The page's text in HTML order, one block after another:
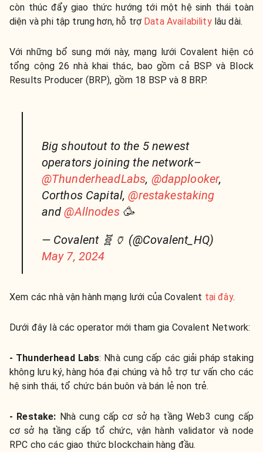
còn thúc đẩy giao thức hướng tới một hệ sinh thái toàn
diện và phi tập trung hơn, hỗ trợ Data Availabilitylâu dài.
Với những bổ sung mới này, mạng lưới Covalent hiện có
tổng cộng 26 nhà khai thác, bao gồm cả BSP và Block
Results Producer (BRP), gồm 18 BSP và 8 BRP.
Big shoutout to the 5 newest
operators joining the network–
@ThunderheadLabs, @dapplooker,
Corthos Capital,@restakestaking
and@Allnodes🥳
— Covalent 🧬🏺 (@Covalent_HQ)
May 7, 2024
Xem các nhà vận hành mạng lưới của Covalent tại đây.
Dưới đây là các operator mới tham gia Covalent Network:
- Thunderhead Labs: Nhà cung cấp các giải pháp staking
không lưu ký, hàng hóa đại chúng và hỗ trợ tư vấn cho các
hệ sinh thái, tổ chức bán buôn và bán lẻ non trẻ.
- Restake: Nhà cung cấp cơ sở hạ tầng Web3 cung cấp
cơ sở hạ tầng cấp tổ chức, vận hành validator và node
RPC cho các giao thức blockchain hàng đầu.